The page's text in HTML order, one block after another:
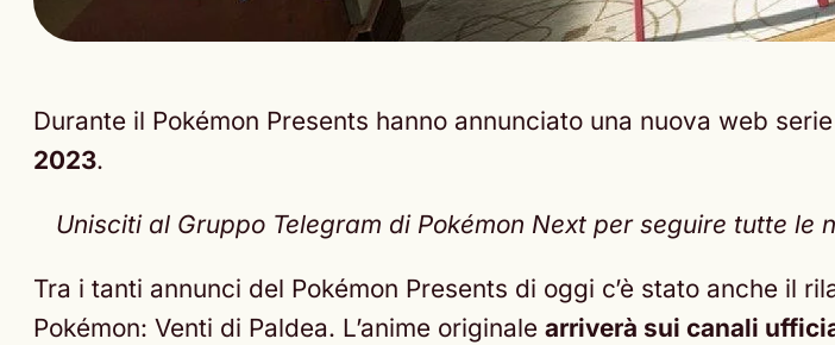
Durante il Pokémon Presents hanno annunciato una nuova web
2023.
Unisciti al Gruppo Telegram di Pokémon Next per seguire tutte
Tra i tanti annunci del Pokémon Presents di oggi c’è stato anche il
Pokémon: Venti di Paldea. L’anime originale arriverà sui canali